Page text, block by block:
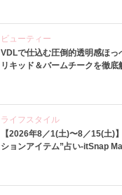
ビューティー
VDLで仕込む圧倒的透明感ほ
リキッド＆バームチークを徹底
ライフスタイル
【2026年8／1(土)〜8／15(土)
ションアイテム”占い-itSnap